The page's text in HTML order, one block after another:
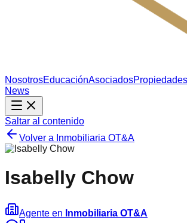
NosotrosEducaciónAsociadosPropiedades
News
Saltar al contenido
Volver a Inmobiliaria OT&A
Isabelly Chow
Agente en Inmobiliaria OT&A